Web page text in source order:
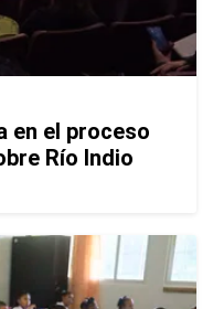
en el proceso
Río Indio